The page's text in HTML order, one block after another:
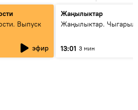
Выпуск
эфир
Жаңылыктар
Жаңылыктар.
13:01 3 мин